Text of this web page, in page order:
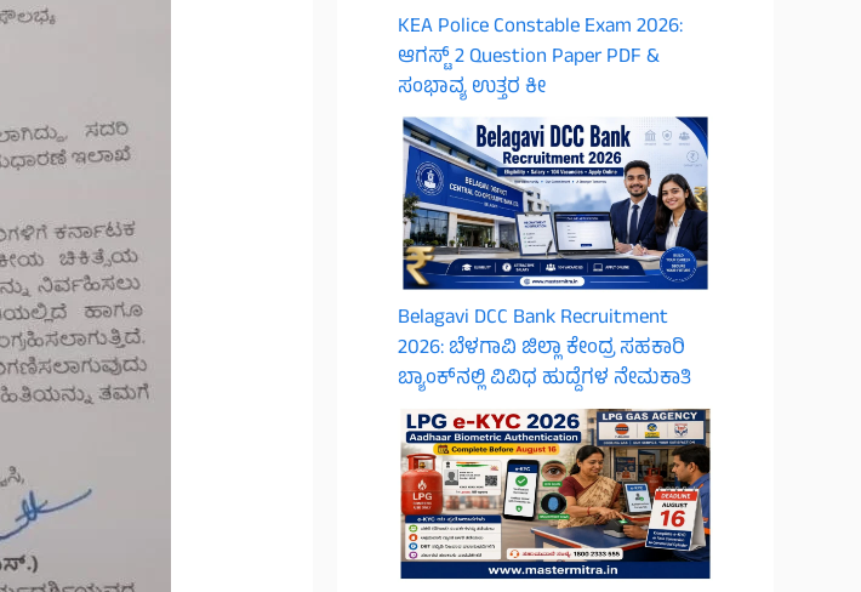
KEA Police Constable Exam 2026:
ಆಗಸ್ಟ್ 2 Question Paper PDF &
ಸಂಭಾವ್ಯ ಉತ್ತರ ಕೀ
Belagavi DCC Bank Recruitment
2026: ಬೆಳಗಾವಿ ಜಿಲ್ಲಾ ಕೇಂದ್ರ ಸಹಕಾರಿ
ಬ್ಯಾಂಕ್‌ನಲ್ಲಿ ವಿವಿಧ ಹುದ್ದೆಗಳ ನೇಮಕಾತಿ